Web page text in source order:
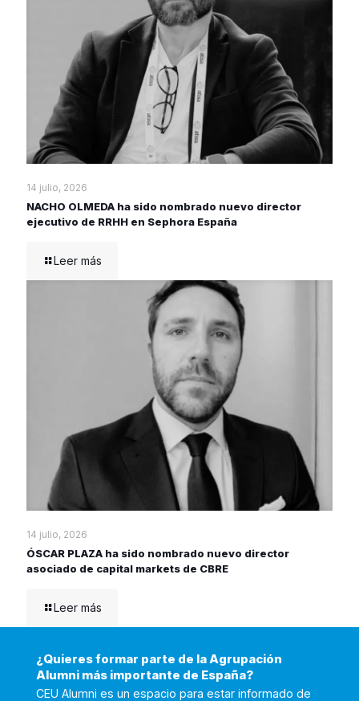
14 julio, 2026
NACHO OLMEDA ha sido nombrado nuevo director
ejecutivo de RRHH en Sephora España
Leer más
14 julio, 2026
ÓSCAR PLAZA ha sido nombrado nuevo director
asociado de capital markets de CBRE
Leer más
¿Quieres formar parte de la Agrupación
Alumni más importante de España?
CEU Alumni es un espacio para estar informado de